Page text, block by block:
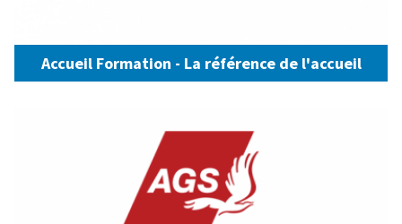
Accueil Formation - La référence de l'accueil